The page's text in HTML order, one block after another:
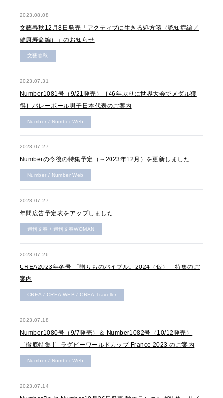
2023.08.08
文藝春秋12月8日発売「アクティブに生きる処方箋（認知症編／
健康寿命編）」のお知らせ
文藝春秋
2023.07.31
Number1081号（9/21発売）［46年ぶりに世界大会でメダル獲
得］バレーボール男子日本代表のご案内
Number / Number Web
2023.07.27
Numberの今後の特集予定（～2023年12月）を更新しました
Number / Number Web
2023.07.27
年間広告予定表をアップしました
週刊文春 / 週刊文春WOMAN
2023.07.26
CREA2023年冬号 「贈りものバイブル。2024（仮）」特集のご
案内
CREA / CREA WEB / CREA Traveller
2023.07.18
Number1080号（9/7発売）＆ Number1082号（10/12発売）
［徹底特集 !］ラグビーワールドカップ France 2023 のご案内
Number / Number Web
2023.07.14